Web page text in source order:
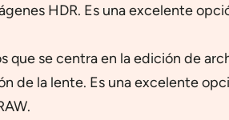
HDR. Es una excelente
se centra en la edición de
de la lente. Es una excelente